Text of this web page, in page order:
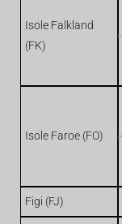
Isole Falkland
(FK)
Isole Faroe (FO)
Figi (FJ)